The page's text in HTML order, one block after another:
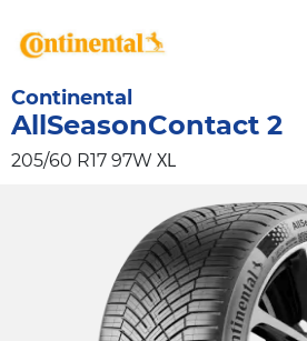
Continental
AllSeasonContact 2
205/60 R17 97W XL